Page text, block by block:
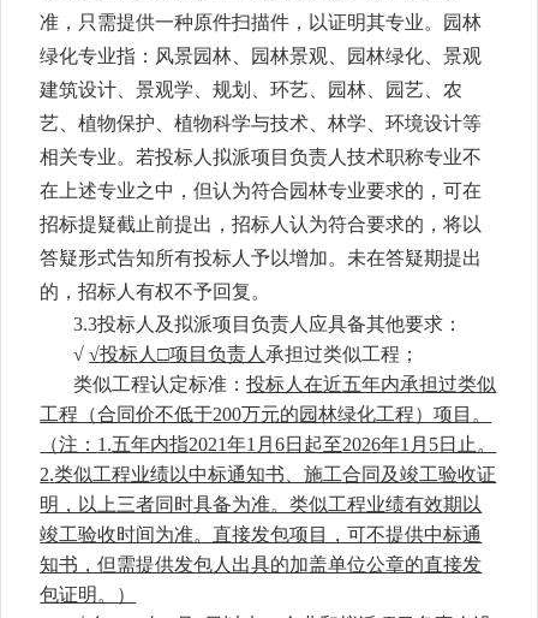
准，只需提供一种原件扫描件，以证明其专业。园林
绿化专业指：风景园林、园林景观、园林绿化、景观
建筑设计、景观学、规划、环艺、园林、园艺、农
艺、植物保护、植物科学与技术、林学、环境设计等
相关专业。若投标人拟派项目负责人技术职称专业不
在上述专业之中，但认为符合园林专业要求的，可在
招标提疑截止前提出，招标人认为符合要求的，将以
答疑形式告知所有投标人予以增加。未在答疑期提出
的，招标人有权不予回复。
3.3投标人及拟派项目负责人应具备其他要求：
√ √投标人□项目负责人 承担过类似工程；
类似工程认定标准：投标人在近五年内承担过类似
工程（合同价不低于200万元的园林绿化工程）项目。
（注： 1 .五年内指2021年1 月6日起至2026年1 月 5日止。
2.类似工程业绩以中标通知书、施工合同及竣工验收证
明，以上三者同时具备为准。类似工程业绩有效期以
竣工验收时间为准。直接发包项目，可不提供中标通
知书，但需提供发包人出具的加盖单位公章的直接发
包证明。）